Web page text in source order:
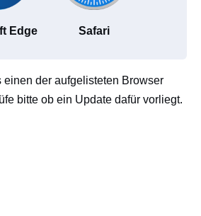
Edge Safari
einen der aufgelisteten Browser
bitte ob ein Update dafür vorliegt.